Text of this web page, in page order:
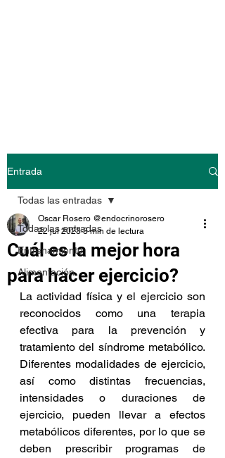
Entrada
Todas las entradas
Entrenamiento
Alimentación
Todas las entradas
Cuál es la mejor hora
para hacer ejercicio?
Oscar Rosero @endocrinorosero
22 jul 2023 3 min de lectura
La actividad física y el ejercicio son
reconocidos como una terapia
efectiva para la prevención y
tratamiento del síndrome metabólico.
Diferentes modalidades de ejercicio,
así como distintas frecuencias,
intensidades o duraciones de
ejercicio, pueden llevar a efectos
metabólicos diferentes, por lo que se
deben prescribir programas de